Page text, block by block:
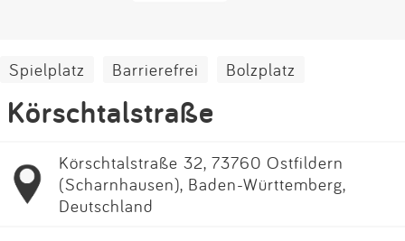
Spielplatz Barrierefrei Bolzplatz
Körschtalstraße
Körschtalstraße 32, 73760 Ostfildern
(Scharnhausen), Baden-Württemberg,
Deutschland